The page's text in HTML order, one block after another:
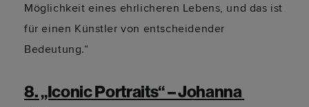
Möglichkeit eines ehrlicheren Lebens, und das ist
für einen Künstler von entscheidender
Bedeutung.“
8. „Iconic Portraits“ – Johanna